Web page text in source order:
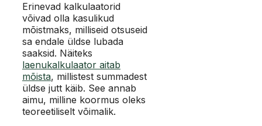
Erinevad kalkulaatorid
võivad olla kasulikud
mõistmaks, milliseid otsuseid
sa endale üldse lubada
saaksid. Näiteks
laenukalkulaator aitab
mõista, millistest summadest
üldse jutt käib. See annab
aimu, milline koormus oleks
teoreetiliselt võimalik.